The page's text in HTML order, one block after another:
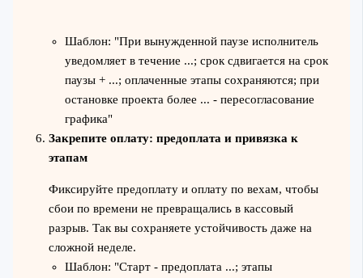
Шаблон: "При вынужденной паузе исполнитель
уведомляет в течение ...; срок сдвигается на срок
паузы + ...; оплаченные этапы сохраняются; при
остановке проекта более ... - пересогласование
графика"
Закрепите оплату: предоплата и привязка к
этапам
Фиксируйте предоплату и оплату по вехам, чтобы
сбои по времени не превращались в кассовый
разрыв. Так вы сохраняете устойчивость даже на
сложной неделе.
Шаблон: "Старт - предоплата ...; этапы